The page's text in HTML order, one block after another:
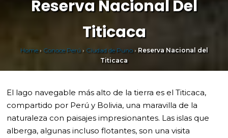
Reserva Nacional Del
Titicaca
Home› Conoce Perú› Ciudad de Puno› Reserva Nacional del
Titicaca
El lago navegable más alto de la tierra es el Titicaca,
compartido por Perú y Bolivia, una maravilla de la
naturaleza con paisajes impresionantes. Las islas que
alberga, algunas incluso flotantes, son una visita